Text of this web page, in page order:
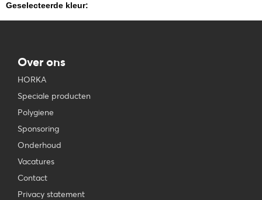
Geselecteerde kleur:
Over ons
HORKA
Speciale producten
Polygiene
Sponsoring
Onderhoud
Vacatures
Contact
Privacy statement